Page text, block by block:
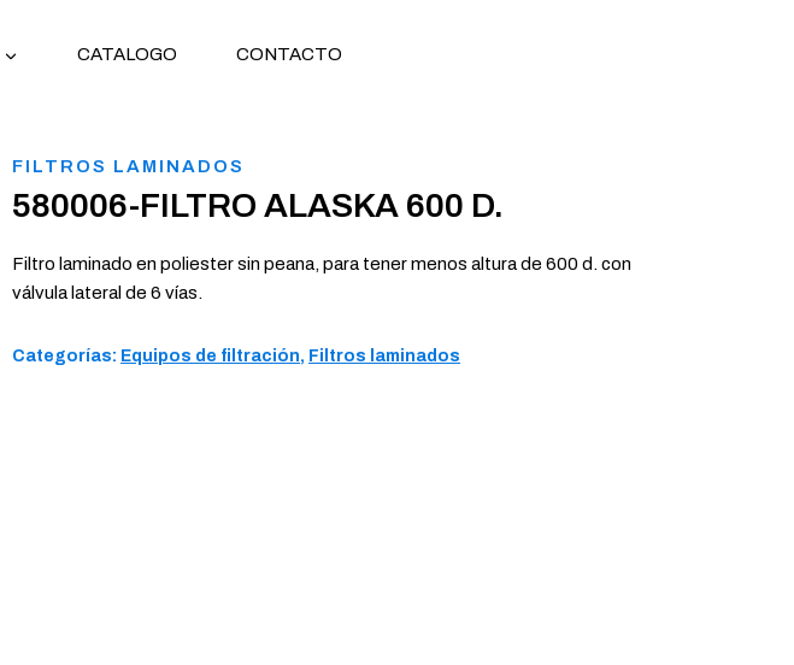
CATALOGO CONTACTO
FILTROS LAMINADOS
580006-FILTRO ALASKA 600 D.
Filtro laminado en poliester sin peana, para tener menos altura de 600 d. con
válvula lateral de 6 vías.
Categorías: Equipos de filtración, Filtros laminados